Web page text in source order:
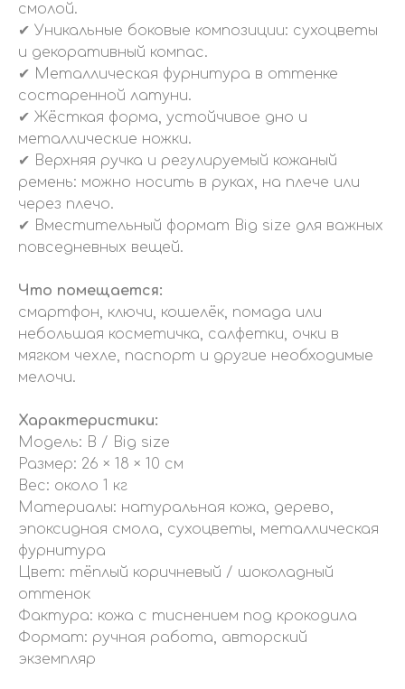
смолой.
✔ Уникальные боковые композиции: сухоцветы
и декоративный компас.
✔ Металлическая фурнитура в оттенке
состаренной латуни.
✔ Жёсткая форма, устойчивое дно и
металлические ножки.
✔ Верхняя ручка и регулируемый кожаный
ремень: можно носить в руках, на плече или
через плечо.
✔ Вместительный формат Big size для важных
повседневных вещей.
Что помещается:
смартфон, ключи, кошелёк, помада или
небольшая косметичка, салфетки, очки в
мягком чехле, паспорт и другие необходимые
мелочи.
Характеристики:
Модель: B / Big size
Размер: 26 × 18 × 10 см
Вес: около 1 кг
Материалы: натуральная кожа, дерево,
эпоксидная смола, сухоцветы, металлическая
фурнитура
Цвет: тёплый коричневый / шоколадный
оттенок
Фактура: кожа с тиснением под крокодила
Формат: ручная работа, авторский
экземпляр